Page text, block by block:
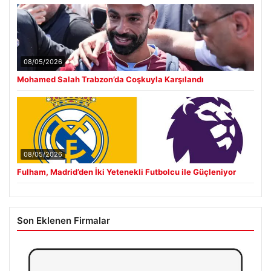
08/05/2026
Mohamed Salah Trabzon’da Coşkuyla Karşılandı
08/05/2026
Fulham, Madrid’den İki Yetenekli Futbolcu ile Güçleniyor
Son Eklenen Firmalar